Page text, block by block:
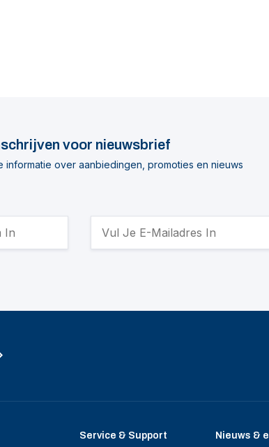
voor nieuwsbrief
informatie over aanbiedingen, promoties en nieuws
Service & Support Nieuws &